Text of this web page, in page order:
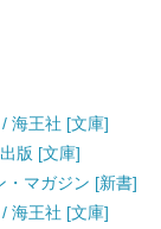
海王社 [文庫]
版 [文庫]
・マガジン [新書]
海王社 [文庫]